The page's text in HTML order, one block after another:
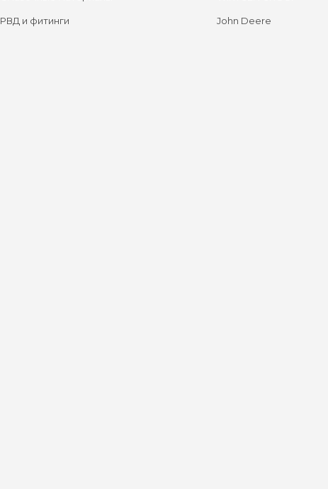
РВД и фитинги John Deere